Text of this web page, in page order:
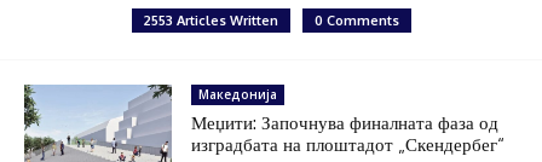
2553 Articles Written 0 Comments
Македонија
Меџити: Започнува финалната фаза од
изградбата на плоштадот „Скендербег“